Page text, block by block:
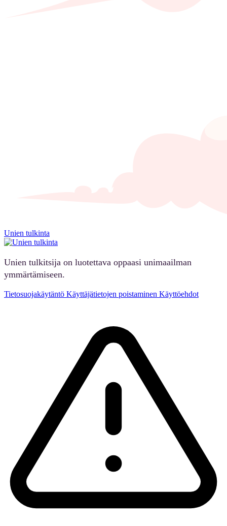
Unien tulkinta
Unien tulkitsija on luotettava oppaasi unimaailman
ymmärtämiseen.
Tietosuojakäytäntö Käyttäjätietojen poistaminen Käyttöehdot